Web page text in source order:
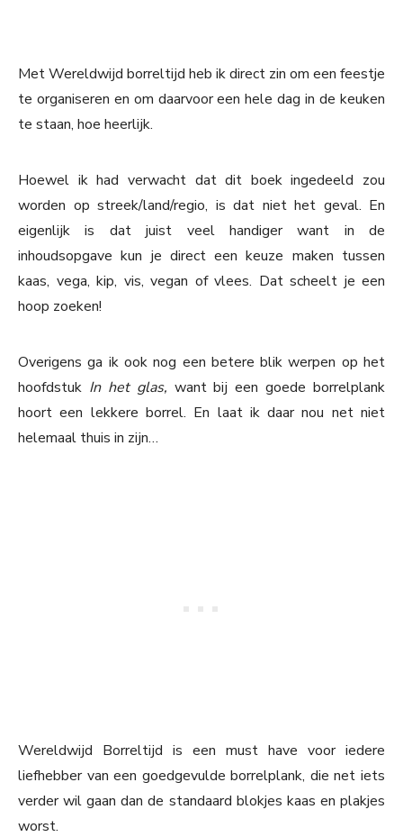
Met Wereldwijd borreltijd heb ik direct zin om een feestje
te organiseren en om daarvoor een hele dag in de keuken
te staan, hoe heerlijk.
Hoewel ik had verwacht dat dit boek ingedeeld zou
worden op streek/land/regio, is dat niet het geval. En
eigenlijk is dat juist veel handiger want in de
inhoudsopgave kun je direct een keuze maken tussen
kaas, vega, kip, vis, vegan of vlees. Dat scheelt je een
hoop zoeken!
Overigens ga ik ook nog een betere blik werpen op het
hoofdstuk In het glas, want bij een goede borrelplank
hoort een lekkere borrel. En laat ik daar nou net niet
helemaal thuis in zijn…
Wereldwijd Borreltijd is een must have voor iedere
liefhebber van een goedgevulde borrelplank, die net iets
verder wil gaan dan de standaard blokjes kaas en plakjes
worst.